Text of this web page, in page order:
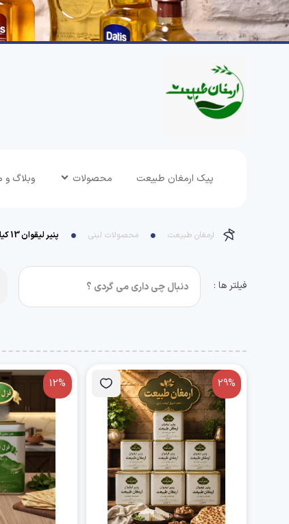
پیک ارمغان طبیعت محصولات وبلاگ و
ارمغان طبیعت محصولات لبنی پنیر لیقوان 13 کیلویی
فیلتر ها :
29%
12%